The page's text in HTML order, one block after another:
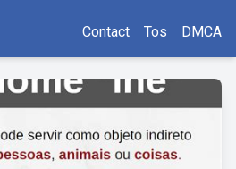
Contact Tos DMCA